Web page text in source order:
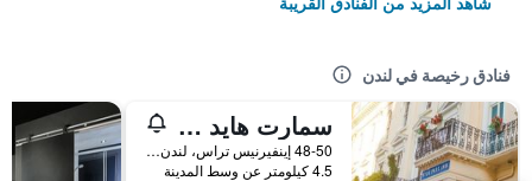
فنادق رخيصة في لندن
سمارت هايد بارك إن هوستل
48-50 إينفيرنيس تراس، لندن ، المملكة المتحدة, لندن, المملكة المتحدة
4.5 كيلومتر عن وسط المدينة